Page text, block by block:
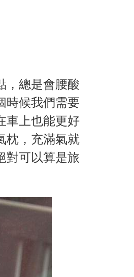
，總是會腰酸
時候我們需要
車上也能更好
枕，充滿氣就
對可以算是旅